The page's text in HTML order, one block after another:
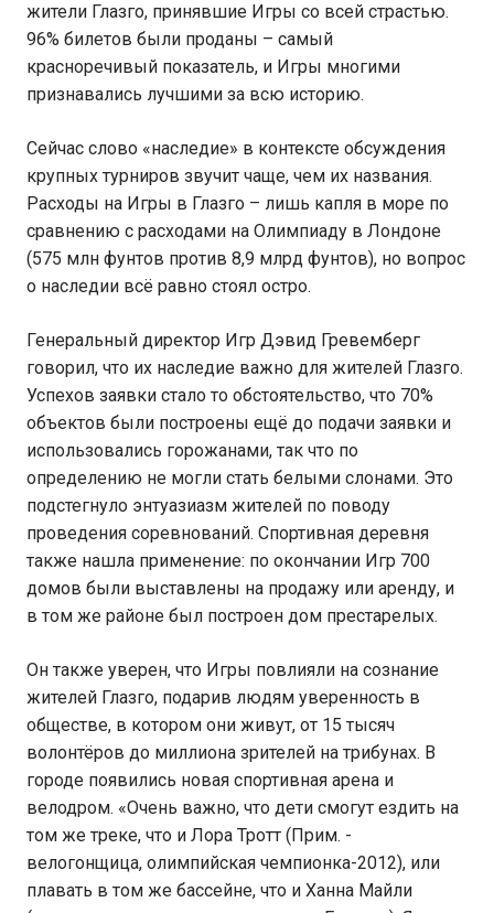
жители Глазго, принявшие Игры со всей страстью.
96% билетов были проданы – самый
красноречивый показатель, и Игры многими
признавались лучшими за всю историю.
Сейчас слово «наследие» в контексте обсуждения
крупных турниров звучит чаще, чем их названия.
Расходы на Игры в Глазго – лишь капля в море по
сравнению с расходами на Олимпиаду в Лондоне
(575 млн фунтов против 8,9 млрд фунтов), но вопрос
о наследии всё равно стоял остро.
Генеральный директор Игр Дэвид Гревемберг
говорил, что их наследие важно для жителей Глазго.
Успехов заявки стало то обстоятельство, что 70%
объектов были построены ещё до подачи заявки и
использовались горожанами, так что по
определению не могли стать белыми слонами. Это
подстегнуло энтуазиазм жителей по поводу
проведения соревнований. Спортивная деревня
также нашла применение: по окончании Игр 700
домов были выставлены на продажу или аренду, и
в том же районе был построен дом престарелых.
Он также уверен, что Игры повлияли на сознание
жителей Глазго, подарив людям уверенность в
обществе, в котором они живут, от 15 тысяч
волонтёров до миллиона зрителей на трибунах. В
городе появились новая спортивная арена и
велодром. «Очень важно, что дети смогут ездить на
том же треке, что и Лора Тротт (Прим. -
велогонщица, олимпийская чемпионка-2012), или
плавать в том же бассейне, что и Ханна Майли